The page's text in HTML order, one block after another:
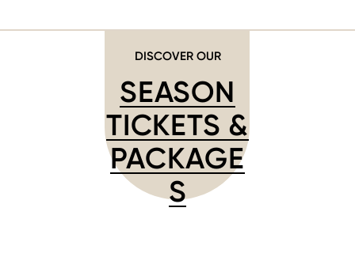
DISCOVER OUR
SEASON
TICKETS &
PACKAGE
S